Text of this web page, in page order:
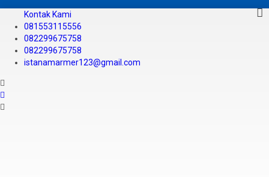
Kontak Kami
081553115556
082299675758
082299675758
istanamarmer123@gmail.com